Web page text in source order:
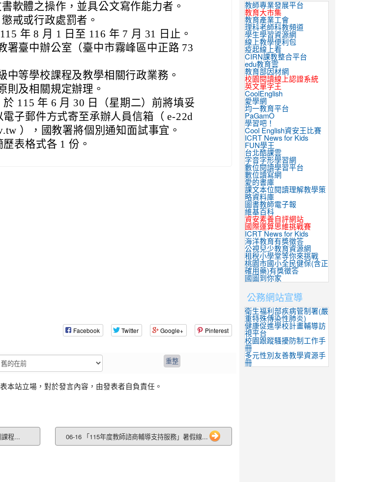
軟體之操作，並具公文寫作能力者。
戒或行政處罰者。
年 8 月 1 日至 116 年 7 月 31 日止。
署臺中辦公室（臺中市霧峰區中正路 73
中等學校課程及教學相關行政業務。
則及相關規定辦理。
115 年 6 月 30 日（星期二）前將填妥
子郵件方式寄至承辦人員信箱（ e-22d
），國教署將個別通知面試事宜。
表格式各 1 份。
Facebook Twitter Google+ Pinterest
本站立場，對於發言內容，由發表者自負責任。
課程... 06-16 「115年度教師諮商輔導支持服務」暑假線...
教師專業發展平台
教育大市集
教育產業工會
理科老師科教頻道
學生學習資源網
線上教學便利包
疫起線上看
CIRN課教整合平台
edu教育雲
教育部因材網
校園閱讀線上認證系統
英文單字王
CoolEnglish
愛學網
均一教育平台
PaGamO
學習吧！
Cool English資安王比賽
ICRT News for Kids
FUN學王
台北酷課雲
字音字形學習網
數位閱讀學習平台
數位讀寫網
愛的書庫
課文本位閱讀理解教學策
略資料庫
圖書教師電子報
維基百科
資安素養自評網站
國際運算思維挑戰賽
ICRT News for Kids
海洋教育有獎徵答
公視兒少教育資源網
租稅小學堂等你來挑戰
桃園市國小全民健保(含正
確用藥)有獎徵答
國圖到你家
公務網站宣導
衛生福利部疾病管制署(嚴
重特殊傳染性肺炎)
健康促進學校計畫輔導訪
視平台
校園跟蹤騷擾防制工作手
冊
多元性別友善教學資源手
冊